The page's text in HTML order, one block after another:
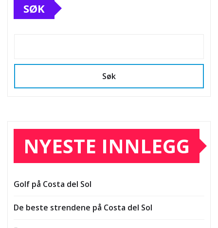
SØK
Søk
NYESTE INNLEGG
Golf på Costa del Sol
De beste strendene på Costa del Sol